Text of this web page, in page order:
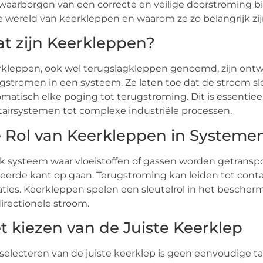
van een correcte en veilige doorstroming
wereld van keerkleppen en waarom ze zo belangrijk
zijn Keerkleppen?
ook wel terugslagkleppen genoemd, zijn
in een systeem. Ze laten toe dat de stroom
elke poging tot terugstroming. Dit is
tot complexe industriële processen.
Rol van Keerkleppen in
systeem waar vloeistoffen of gassen worden
kant op gaan. Terugstroming kan leiden tot
Keerkleppen spelen een sleutelrol in het
stroom.
kiezen van de Juiste Keerklep
van de juiste keerklep is geen eenvoudige